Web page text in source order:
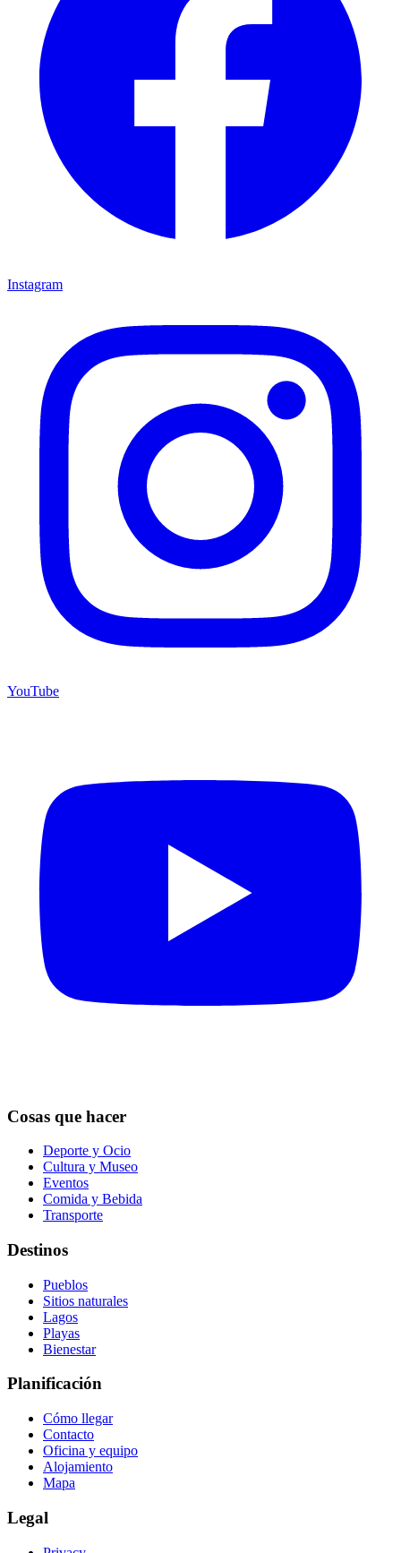
Instagram
YouTube
Cosas que hacer
Deporte y Ocio
Cultura y Museo
Eventos
Comida y Bebida
Transporte
Destinos
Pueblos
Sitios naturales
Lagos
Playas
Bienestar
Planificación
Cómo llegar
Contacto
Oficina y equipo
Alojamiento
Mapa
Legal